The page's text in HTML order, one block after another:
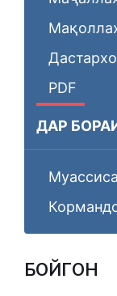
PDF
ДАР
Муассиса
БОЙГОНӢ